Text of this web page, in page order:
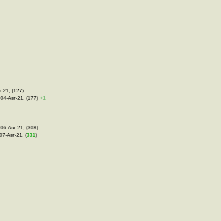
21, (127)
Авг-21, (177) +1
Авг-21, (308)
Авг-21, (331)